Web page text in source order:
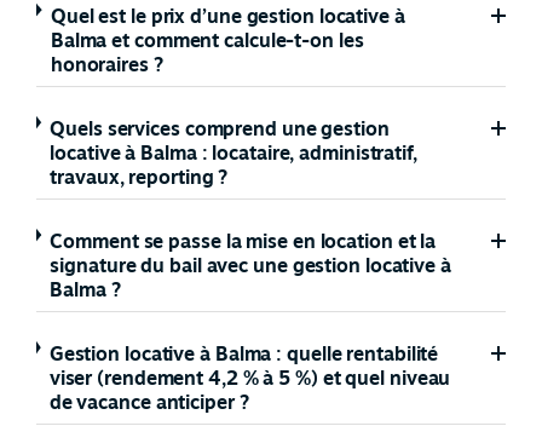
Quel est le prix d’une gestion locative à
Balma et comment calcule-t-on les
honoraires ?
Quels services comprend une gestion
locative à Balma : locataire, administratif,
travaux, reporting ?
Comment se passe la mise en location et la
signature du bail avec une gestion locative à
Balma ?
Gestion locative à Balma : quelle rentabilité
viser (rendement 4,2 % à 5 %) et quel niveau
de vacance anticiper ?